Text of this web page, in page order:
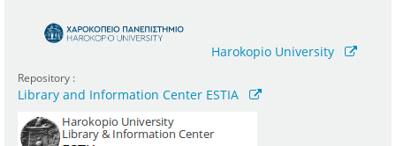
Harokopio University
Repository :
Library and Information Center ESTIA